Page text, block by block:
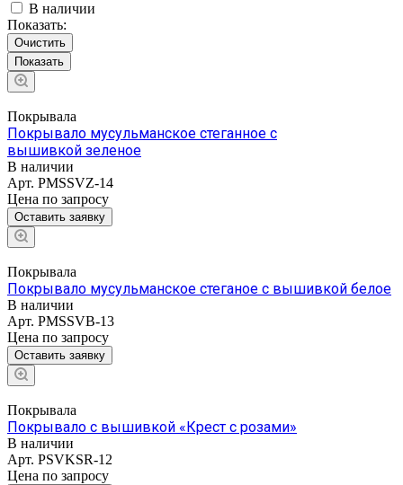
В наличии
Показать:
Очистить
Покрывала
Покрывало мусульманское стеганное с
вышивкой зеленое
В наличии
Арт. PMSSVZ-14
Цена по запросу
Оставить заявку
Покрывала
Покрывало мусульманское стеганое с вышивкой белое
В наличии
Арт. PMSSVB-13
Цена по запросу
Оставить заявку
Покрывала
Покрывало с вышивкой «Крест с розами»
В наличии
Арт. PSVKSR-12
Цена по запросу